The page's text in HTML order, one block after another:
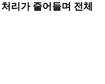
리가 줄어들며 전체